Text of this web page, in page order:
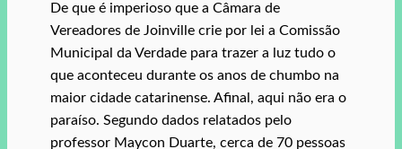
De que é imperioso que a Câmara de
Vereadores de Joinville crie por lei a Comissão
Municipal da Verdade para trazer a luz tudo o
que aconteceu durante os anos de chumbo na
maior cidade catarinense. Afinal, aqui não era o
paraíso. Segundo dados relatados pelo
professor Maycon Duarte, cerca de 70 pessoas